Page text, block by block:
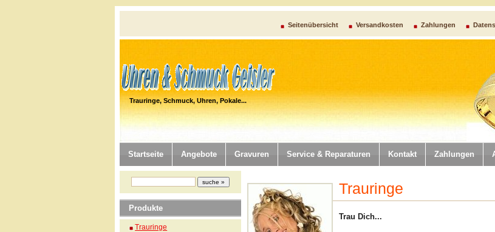
Seitenübersicht Versandkosten Zahlungen
Trauringe, Schmuck, Uhren, Pokale...
Startseite Angebote Gravuren Service & Reparaturen Kontakt Zahlungen
Produkte
Trauringe
Trauringe
Trau Dich...